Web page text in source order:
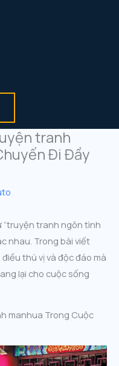
tranh
Đi Đầy
“truyện tranh ngôn tình
nhau. Trong bài viết
thú vị và độc đáo mà
lại cho cuộc sống
manhua Trong Cuộc